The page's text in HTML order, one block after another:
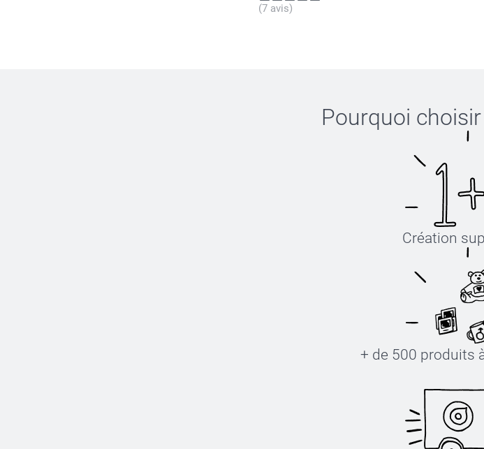
(7 avis)
Pourquoi choisir
Création
+ de 500 produits